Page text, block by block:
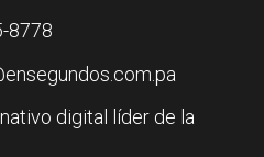
8778
digital líder de la